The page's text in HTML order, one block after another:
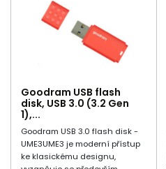
Goodram USB flash
disk, USB 3.0 (3.2 Gen
1),...
Goodram USB 3.0 flash disk -
UME3UME3 je moderní přístup
ke klasickému designu,